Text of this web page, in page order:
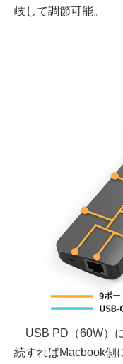
岐して調節可能。
USB PD（60W）
続すればMacbook側